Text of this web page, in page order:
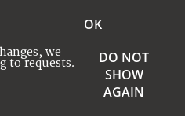
we
to requests.
OK
DO NOT
SHOW
AGAIN